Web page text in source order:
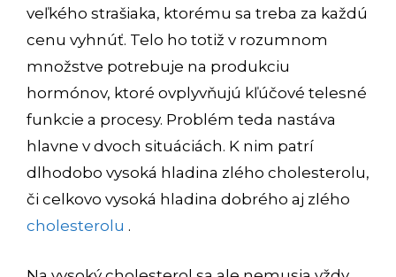
veľkého strašiaka, ktorému sa treba za každú
cenu vyhnúť. Telo ho totiž v rozumnom
množstve potrebuje na produkciu
hormónov, ktoré ovplyvňujú kľúčové telesné
funkcie a procesy. Problém teda nastáva
hlavne v dvoch situáciách. K nim patrí
dlhodobo vysoká hladina zlého cholesterolu,
či celkovo vysoká hladina dobrého aj zlého
cholesterolu .